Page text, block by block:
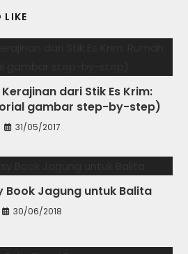
dari Stik Es Krim:
gambar step-by-step)
31/05/2017
Book Jagung untuk Balita
30/06/2018